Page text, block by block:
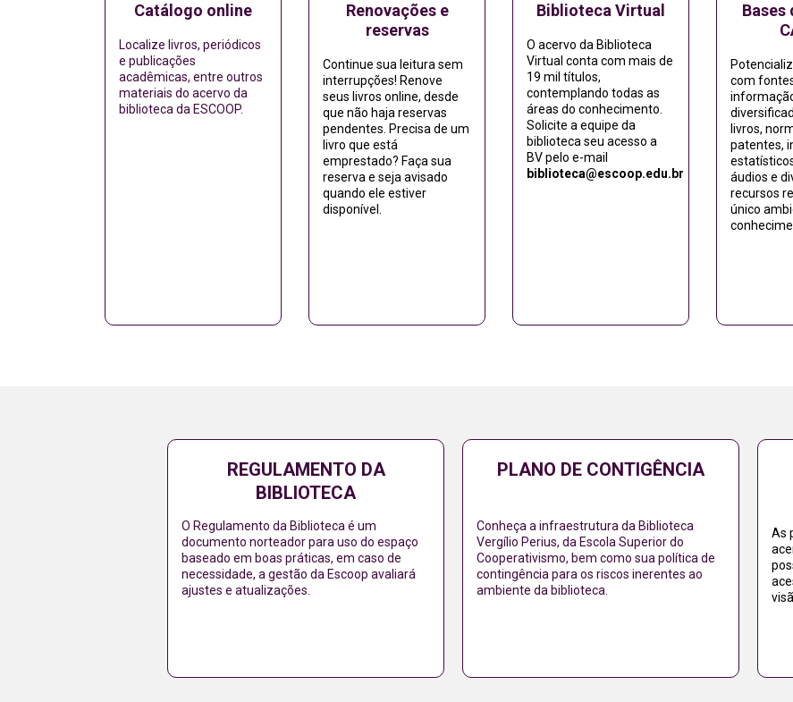
Catálogo online
Localize livros, periódicos
e publicações
acadêmicas, entre outros
materiais do acervo da
biblioteca da ESCOOP.
Renovações e
reservas
Continue sua leitura sem
interrupções! Renove
seus livros online, desde
que não haja reservas
pendentes. Precisa de um
livro que está
emprestado? Faça sua
reserva e seja avisado
quando ele estiver
disponível.
Biblioteca Virtual
O acervo da Biblioteca
Virtual conta com mais de
19 mil títulos,
contemplando todas as
áreas do conhecimento.
Solicite a equipe da
biblioteca seu acesso a
BV pelo e-mail
biblioteca@escoop.edu.br
Bases
com
livros,
patentes,
áudios e
recursos
único
REGULAMENTO DA
BIBLIOTECA
O Regulamento da Biblioteca é um
documento norteador para uso do espaço
baseado em boas práticas, em caso de
necessidade, a gestão da Escoop avaliará
ajustes e atualizações.
PLANO DE CONTIGÊNCIA
Conheça a infraestrutura da Biblioteca
Vergílio Perius, da Escola Superior do
Cooperativismo, bem como sua política de
contingência para os riscos inerentes ao
ambiente da biblioteca.
As